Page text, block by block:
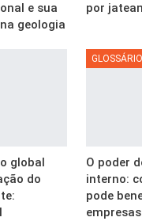
e sua
geologia
por
global
do
GLOSSÁRIO
O poder
interno:
pode